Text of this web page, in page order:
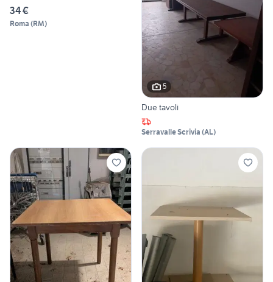
34 €
Roma (RM)
5
Due tavoli
Serravalle Scrivia (AL)